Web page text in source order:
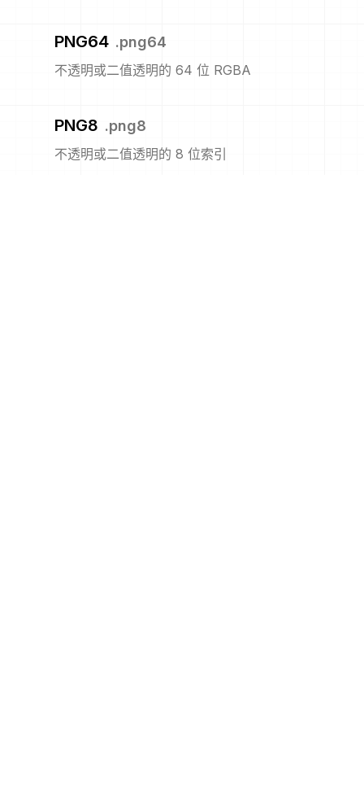
PNG64 .png64
不透明或二值透明的 64 位 RGBA
PNG8 .png8
不透明或二值透明的 8 位索引